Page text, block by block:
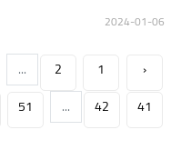
‹
1
2
...
41
42
...
51